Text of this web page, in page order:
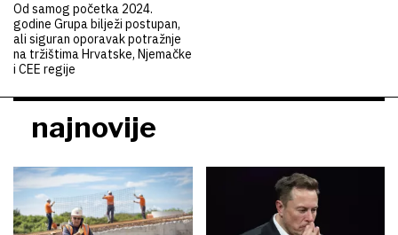
Od samog početka 2024.
godine Grupa bilježi postupan,
ali siguran oporavak potražnje
na tržištima Hrvatske, Njemačke
i CEE regije
najnovije